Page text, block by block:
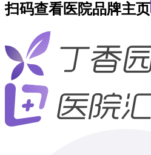
扫码查看医院品牌主页